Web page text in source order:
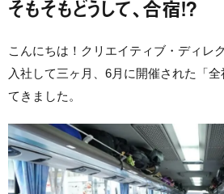
そもそもどうして、合宿!?
こんにちは！クリエイティブ・ディレ
入社して三ヶ月、6月に開催された「
てきました。